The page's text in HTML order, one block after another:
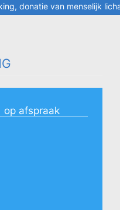
donatie van menselijk
op afspraak